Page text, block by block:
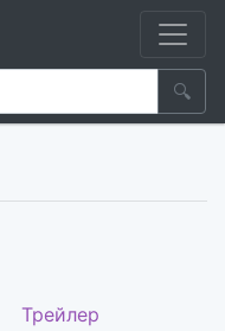
🔍
Трейлер